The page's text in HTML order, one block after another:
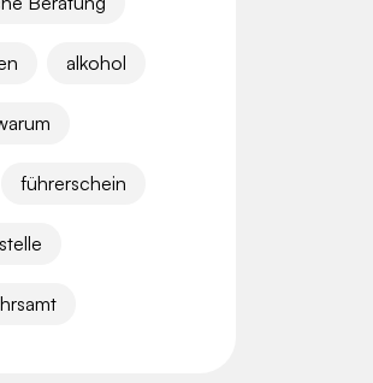
alkohol
führerschein